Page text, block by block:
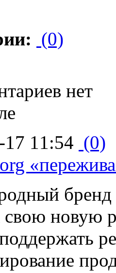
(0)
нет
11:54 (0)
бренд
свою новую